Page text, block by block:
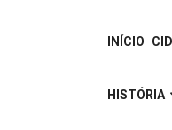
INÍCIO
HISTÓRIA